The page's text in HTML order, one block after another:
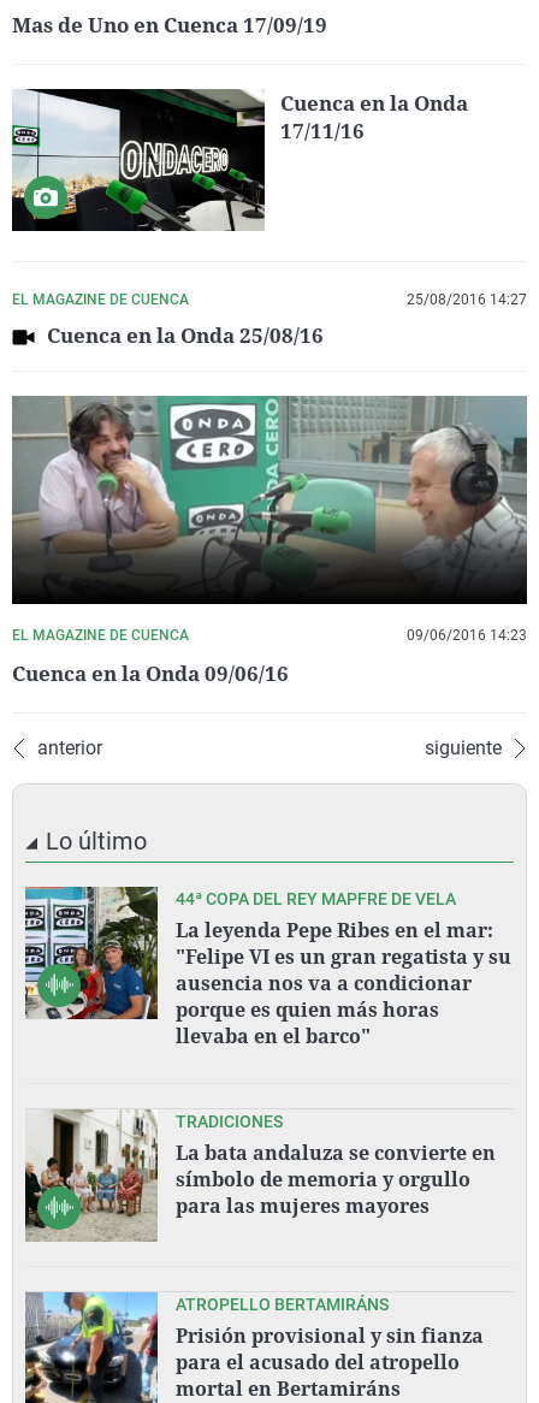
Mas de Uno en Cuenca 17/09/19
Cuenca en la Onda
17/11/16
EL MAGAZINE DE CUENCA 25/08/2016 14:27
Cuenca en la Onda 25/08/16
EL MAGAZINE DE CUENCA 09/06/2016 14:23
Cuenca en la Onda 09/06/16
anterior siguiente
Lo último
44ª COPA DEL REY MAPFRE DE VELA
La leyenda Pepe Ribes en el mar:
"Felipe VI es un gran regatista y su
ausencia nos va a condicionar
porque es quien más horas
llevaba en el barco"
TRADICIONES
La bata andaluza se convierte en
símbolo de memoria y orgullo
para las mujeres mayores
ATROPELLO BERTAMIRÁNS
Prisión provisional y sin fianza
para el acusado del atropello
mortal en Bertamiráns